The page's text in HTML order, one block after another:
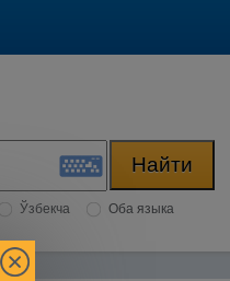
Ўзбекча Оба языка